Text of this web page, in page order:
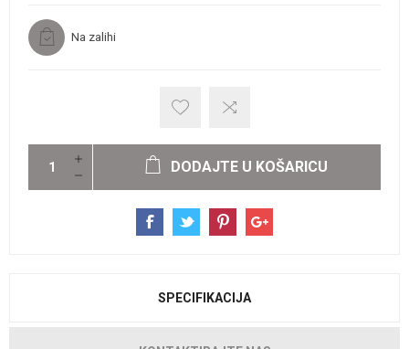
Na zalihi
DODAJTE U KOŠARICU
SPECIFIKACIJA